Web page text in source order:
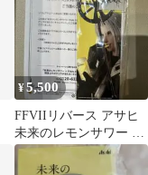
¥5,500
FFVIIリバース アサヒ
未来のレモンサワー コ
ラボマドラー